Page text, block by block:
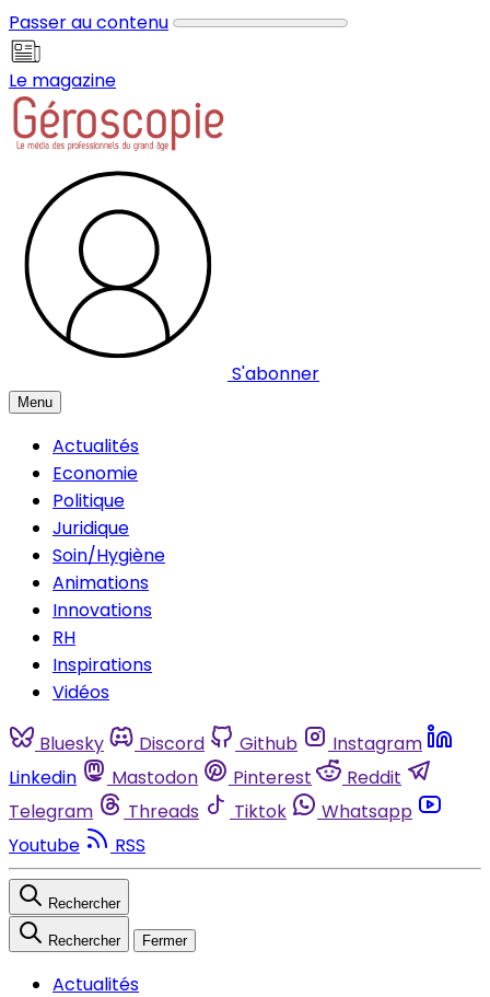
Passer au contenu
Le magazine
S'abonner
Menu
Actualités
Economie
Politique
Juridique
Soin/Hygiène
Animations
Innovations
RH
Inspirations
Vidéos
Bluesky Discord Github
Instagram
Linkedin
Mastodon Pinterest
Reddit
Telegram
Threads Tiktok
Whatsapp
Youtube
RSS
Rechercher
Rechercher Fermer
Actualités
Panneau de gestion des cookies